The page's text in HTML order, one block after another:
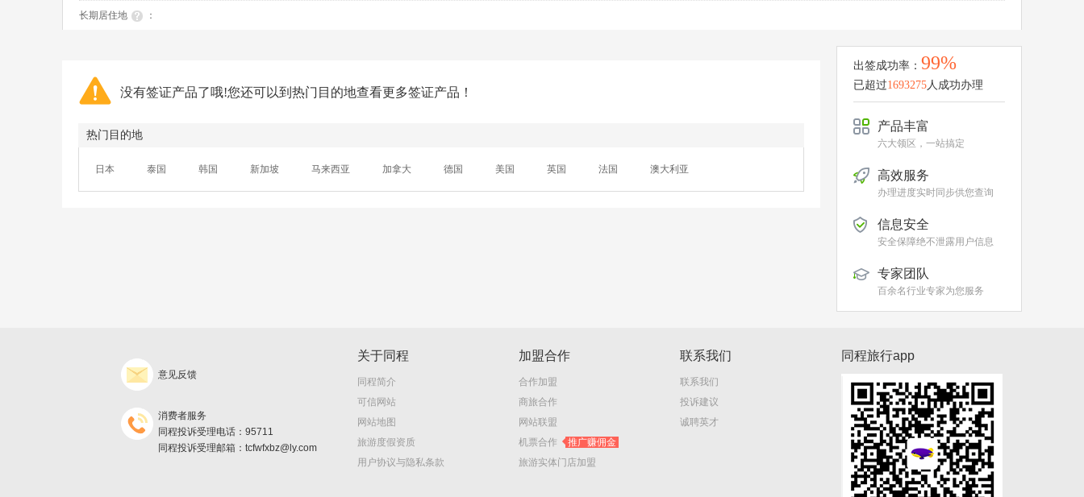
长期居住地 ：
没有签证产品了哦!您还可以到热门目的地查看更多签证产品！
热门目的地
日本 泰国 韩国 新加坡 马来西亚 加拿大 德国 美国 英国 法国 澳大利亚
出签成功率： 99%
已超过1693275人成功办理
产品丰富
六大领区，一站搞定
高效服务
办理进度实时同步供您查询
信息安全
安全保障绝不泄露用户信息
专家团队
百余名行业专家为您服务
意见反馈
消费者服务
同程投诉受理电话：95711
同程投诉受理邮箱：tcfwfxbz@ly.com
关于同程
同程简介
可信网站
网站地图
旅游度假资质
用户协议与隐私条款
加盟合作
合作加盟
商旅合作
网站联盟
机票合作
推广赚佣金
旅游实体门店加盟
联系我们
联系我们
投诉建议
诚聘英才
同程旅行app